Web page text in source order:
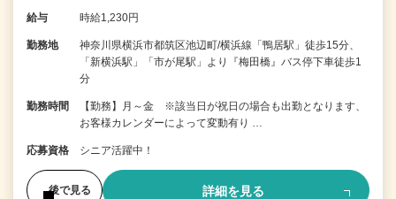
給与 時給1,230円
勤務地
神奈川県横浜市都筑区池辺町/横浜線「鴨居駅」徒歩15分、
「新横浜駅」「市が尾駅」より『梅田橋』バス停下車徒歩1
分
勤務時間
【勤務】月～金 ※該当日が祝日の場合も出勤となります、
お客様カレンダーによって変動有り …
応募資格 シニア活躍中！
後で見る 詳細を見る